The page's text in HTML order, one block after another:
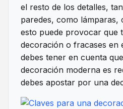
el resto de los detalles,
paredes, como
esto puede provocar que
decoración o fracases en
debes tener en cuenta
decoración moderna es
debes apostar por una